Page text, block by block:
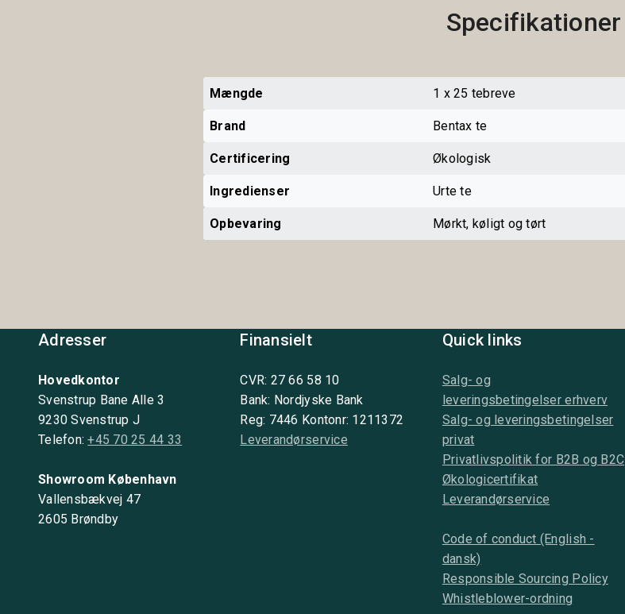
Specifikationer
Mængde 1 x 25 tebreve
Brand Bentax te
Certificering Økologisk
Ingredienser Urte te
Opbevaring Mørkt, køligt og tørt
Adresser
Hovedkontor
Svenstrup Bane Alle 3
9230 Svenstrup J
Telefon:+45 70 25 44 33
Showroom København
Vallensbækvej 47
2605 Brøndby
Finansielt
CVR: 27 66 58 10
Bank: Nordjyske Bank
Reg: 7446 Kontonr: 1211372
Leverandørservice
Quick links
Salg- og
leveringsbetingelser erhverv
Salg- og leveringsbetingelser
privat
Privatlivspolitik for B2B og B2C
Økologicertifikat
Leverandørservice
Code of conduct (English -
dansk)
Responsible Sourcing Policy
Whistleblower-ordning